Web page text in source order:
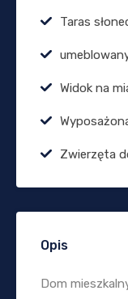
Taras
Widok na
Zwierzęta
Opis
Dom